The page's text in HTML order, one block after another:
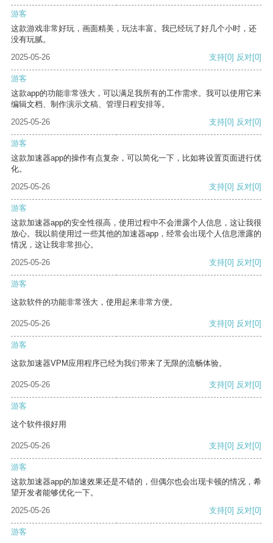
游客
这款游戏非常好玩，画面精美，玩法丰富。我已经玩了好几个小时，还
没有玩腻。
2025-05-26
支持[0] 反对[0]
游客
这款app的功能非常强大，可以满足我所有的工作需求。我可以使用它来
编辑文档、制作演示文稿、管理日程安排等。
2025-05-26
支持[0] 反对[0]
游客
这款加速器app的操作有点复杂，可以简化一下，比如将设置页面进行优
化。
2025-05-26
支持[0] 反对[0]
游客
这款加速器app的安全性很高，使用过程中不会泄露个人信息，这让我很
放心。我以前使用过一些其他的加速器app，经常会出现个人信息泄露的
情况，这让我非常担心。
2025-05-26
支持[0] 反对[0]
游客
这款软件的功能非常强大，使用起来非常方便。
2025-05-26 支持[0] 反对[0]
游客
这款加速器VPM应用程序已经为我们带来了无限的流畅体验。
2025-05-26 支持[0] 反对[0]
游客
这个软件很好用
2025-05-26 支持[0] 反对[0]
游客
这款加速器app的加速效果还是不错的，但偶尔也会出现卡顿的情况，希
望开发者能够优化一下。
2025-05-26
支持[0] 反对[0]
游客